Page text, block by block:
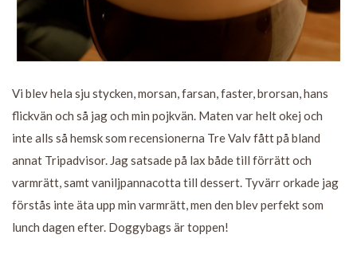
Vi blev hela sju stycken, morsan, farsan, faster, brorsan, hans
flickvän och så jag och min pojkvän. Maten var helt okej och
inte alls så hemsk som recensionerna Tre Valv fått på bland
annat Tripadvisor. Jag satsade på lax både till förrätt och
varmrätt, samt vaniljpannacotta till dessert. Tyvärr orkade jag
förstås inte äta upp min varmrätt, men den blev perfekt som
lunch dagen efter. Doggybags är toppen!